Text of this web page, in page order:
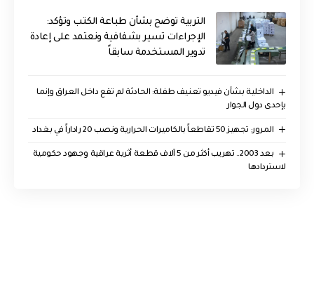
التربية توضح بشأن طباعة الكتب وتؤكد:
الإجراءات تسير بشفافية ونعتمد على إعادة
تدوير المستخدمة سابقاً
الداخلية بشأن فيديو تعنيف طفلة: الحادثة لم تقع داخل العراق وإنما
بإحدى دول الجوار
المرور: تجهيز 50 تقاطعاً بالكاميرات الحرارية ونصب 20 راداراً في بغداد
بعد 2003.. تهريب أكثر من 5 آلاف قطعة أثرية عراقية وجهود حكومية
لاستردادها